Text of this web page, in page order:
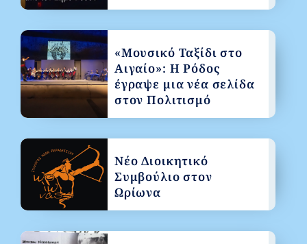
«Μουσικό Ταξίδι στο
Αιγαίο»: Η Ρόδος
έγραψε μια νέα σελίδα
στον Πολιτισμό
Νέο Διοικητικό
Συμβούλιο στον
Ωρίωνα